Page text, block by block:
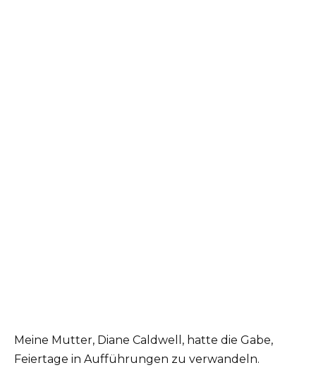
Meine Mutter, Diane Caldwell, hatte die Gabe,
Feiertage in Aufführungen zu verwandeln.